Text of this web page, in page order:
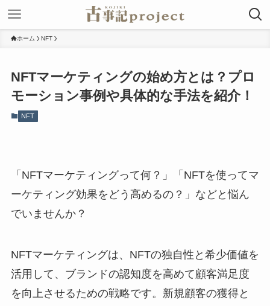
ホーム NFT
NFTマーケティングの始め方とは？プロ
モーション事例や具体的な手法を紹介！
NFT
「NFTマーケティングって何？」「NFTを使ってマ
ーケティング効果をどう高めるの？」などと悩ん
でいませんか？
NFTマーケティングは、NFTの独自性と希少価値を
活用して、ブランドの認知度を高めて顧客満足度
を向上させるための戦略です。新規顧客の獲得と